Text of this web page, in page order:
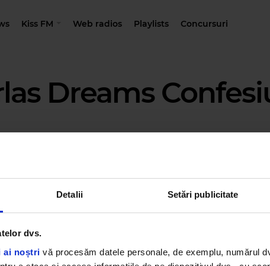
Detalii Setări publicitate
dvs.
ai noștri vă procesăm datele personale, de exemplu, numărul
Kiss FM Web radios Playlists Concursuri
Dreams